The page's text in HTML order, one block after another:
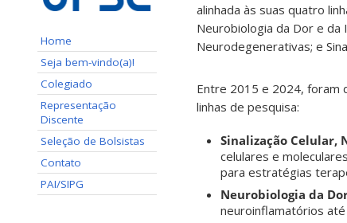
Home
Seja bem-vindo(a)!
Colegiado
Representação
Discente
Seleção de Bolsistas
Contato
PAI/SIPG
alinhada às suas quatro
Neurobiologia da Dor e da
Neurodegenerativas; e
Entre 2015 e 2024, foram
linhas de pesquisa:
Sinalização Celular,
celulares e
para estratégias
Neurobiologia da
neuroinflamatórios